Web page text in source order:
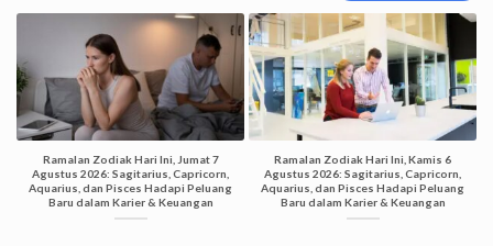
Ramalan Zodiak Hari Ini, Jumat 7
Agustus 2026: Sagitarius, Capricorn,
Aquarius, dan Pisces Hadapi Peluang
Baru dalam Karier & Keuangan
Ramalan Zodiak Hari Ini, Kamis 6
Agustus 2026: Sagitarius, Capricorn,
Aquarius, dan Pisces Hadapi Peluang
Baru dalam Karier & Keuangan